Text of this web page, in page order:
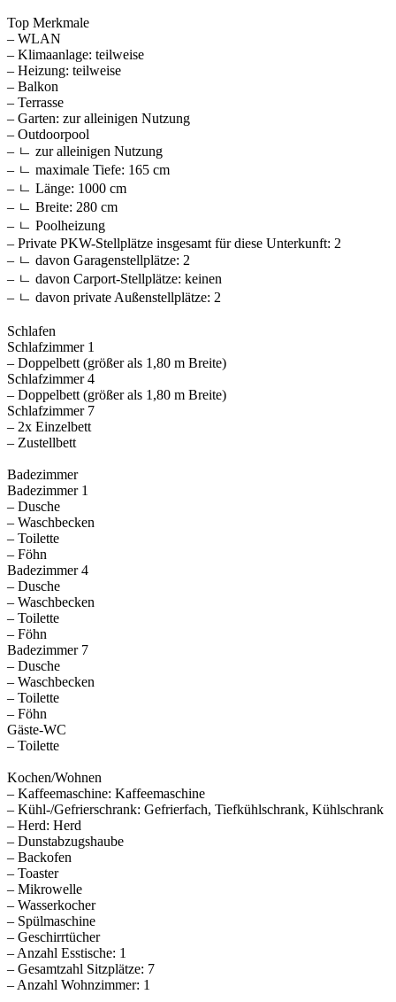
Top Merkmale
– WLAN
– Klimaanlage: teilweise
– Heizung: teilweise
– Balkon
– Terrasse
– Garten: zur alleinigen Nutzung
– Outdoorpool
– ㄴ zur alleinigen Nutzung
– ㄴ maximale Tiefe: 165 cm
– ㄴ Länge: 1000 cm
– ㄴ Breite: 280 cm
– ㄴ Poolheizung
– Private PKW-Stellplätze insgesamt für diese Unterkunft: 2
– ㄴ davon Garagenstellplätze: 2
– ㄴ davon Carport-Stellplätze: keinen
– ㄴ davon private Außen­stellplätze: 2
Schlafen
Schlafzimmer 1
– Doppelbett (größer als 1,80 m Breite)
Schlafzimmer 4
– Doppelbett (größer als 1,80 m Breite)
Schlafzimmer 7
– 2x Einzelbett
– Zustellbett
Badezimmer
Badezimmer 1
– Dusche
– Waschbecken
– Toilette
– Föhn
Badezimmer 4
– Dusche
– Waschbecken
– Toilette
– Föhn
Badezimmer 7
– Dusche
– Waschbecken
– Toilette
– Föhn
Gäste-WC
– Toilette
Kochen/Wohnen
– Kaffeemaschine: Kaffeemaschine
– Kühl-/Gefrierschrank: Gefrierfach, Tiefkühlschrank, Kühlschrank
– Herd: Herd
– Dunstabzugshaube
– Backofen
– Toaster
– Mikrowelle
– Wasserkocher
– Spülmaschine
– Geschirrtücher
– Anzahl Esstische: 1
– Gesamtzahl Sitzplätze: 7
– Anzahl Wohnzimmer: 1